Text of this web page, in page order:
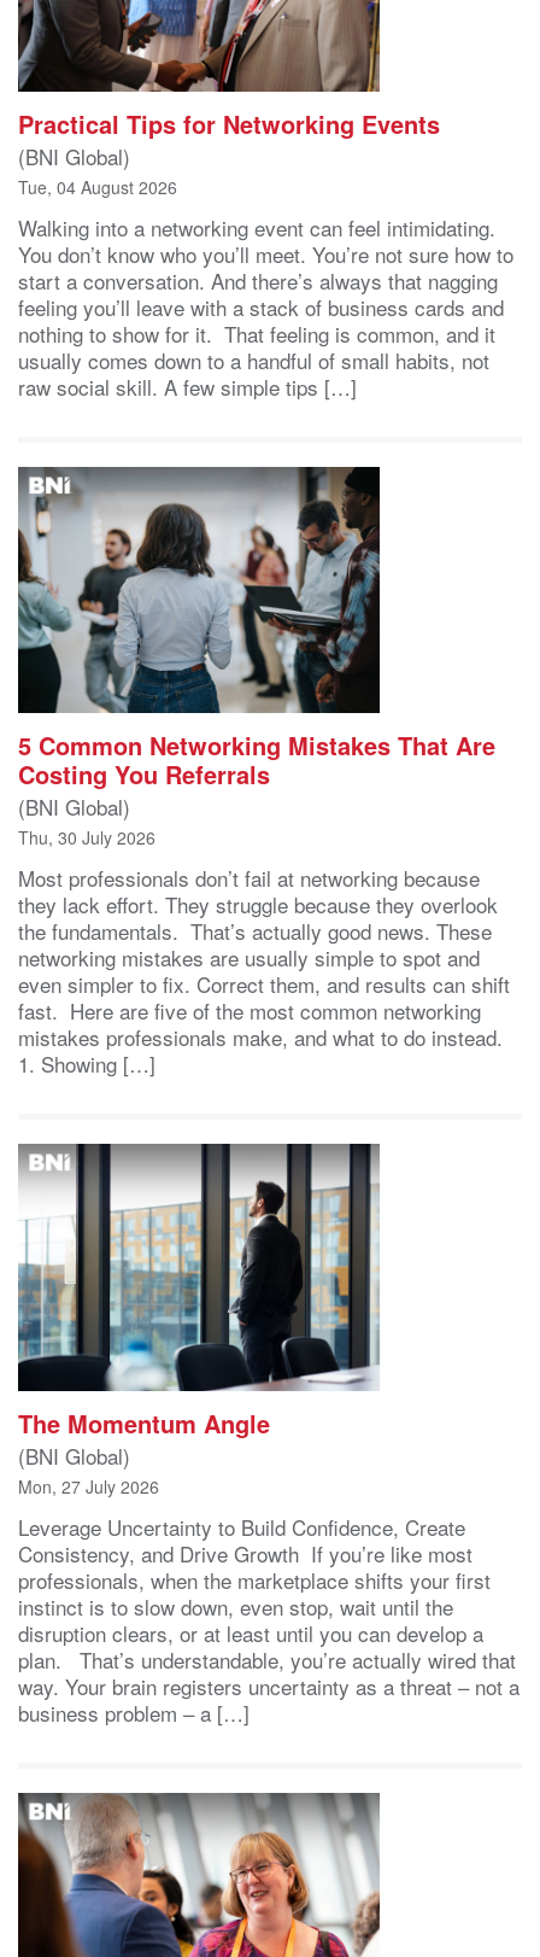
Practical Tips for Networking Events
(BNI Global)
Tue, 04 August 2026
Walking into a networking event can feel intimidating.
You don’t know who you’ll meet. You’re not sure how to
start a conversation. And there’s always that nagging
feeling you’ll leave with a stack of business cards and
nothing to show for it. That feeling is common, and it
usually comes down to a handful of small habits, not
raw social skill. A few simple tips […]
5 Common Networking Mistakes That Are
Costing You Referrals
(BNI Global)
Thu, 30 July 2026
Most professionals don’t fail at networking because
they lack effort. They struggle because they overlook
the fundamentals. That’s actually good news. These
networking mistakes are usually simple to spot and
even simpler to fix. Correct them, and results can shift
fast. Here are five of the most common networking
mistakes professionals make, and what to do instead.
1. Showing […]
The Momentum Angle
(BNI Global)
Mon, 27 July 2026
Leverage Uncertainty to Build Confidence, Create
Consistency, and Drive Growth If you’re like most
professionals, when the marketplace shifts your first
instinct is to slow down, even stop, wait until the
disruption clears, or at least until you can develop a
plan. That’s understandable, you’re actually wired that
way. Your brain registers uncertainty as a threat – not a
business problem – a […]